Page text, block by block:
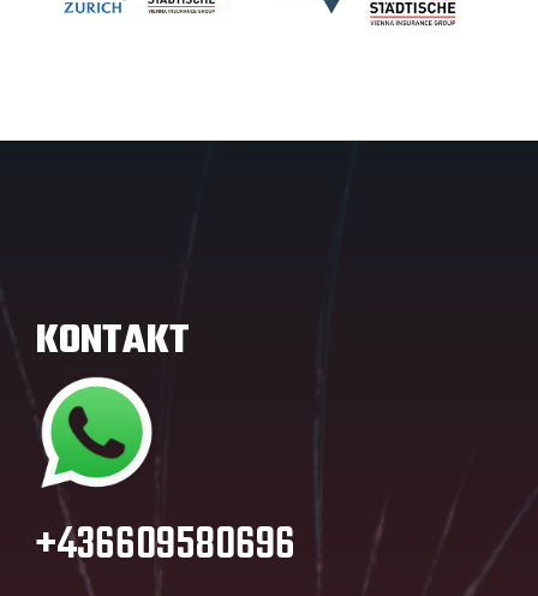
KONTAKT
+436609580696